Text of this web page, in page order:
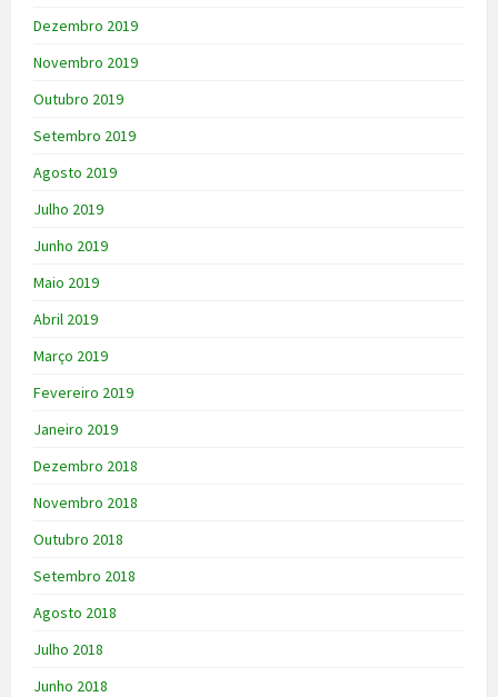
Dezembro 2019
Novembro 2019
Outubro 2019
Setembro 2019
Agosto 2019
Julho 2019
Junho 2019
Maio 2019
Abril 2019
Março 2019
Fevereiro 2019
Janeiro 2019
Dezembro 2018
Novembro 2018
Outubro 2018
Setembro 2018
Agosto 2018
Julho 2018
Junho 2018